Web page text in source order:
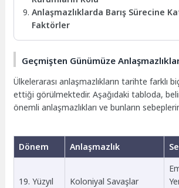
Anlaşmazlıklarda Barış Sürecine
Faktörler
Geçmişten Günümüze
Ülkelerarası anlaşmazlıkların tarihte farklı
ettiği görülmektedir. Aşağıdaki tabloda,
önemli anlaşmazlıkları ve bunların
Dönem Anlaşmazlık
19. Yüzyıl Koloniyal Savaşlar